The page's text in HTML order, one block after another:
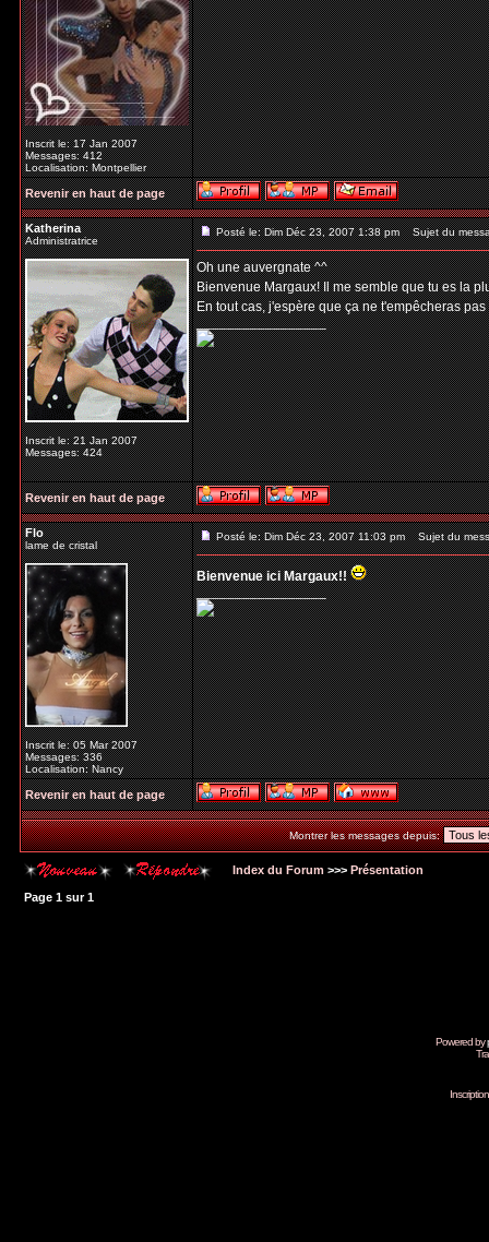
Inscrit le: 17 Jan 2007
Messages: 412
Localisation: Montpellier
Revenir en haut de page
Katherina
Administratrice
Inscrit le: 21 Jan 2007
Messages: 424
Posté le: Dim Déc 23, 2007 1:38 pm Sujet du
Oh une auvergnate ^^
Bienvenue Margaux! Il me semble que tu es la
En tout cas, j'espère que ça ne t'empêcheras
_________________
Revenir en haut de page
Flo
lame de cristal
Inscrit le: 05 Mar 2007
Messages: 336
Localisation: Nancy
Posté le: Dim Déc 23, 2007 11:03 pm Sujet du
Bienvenue ici Margaux!!
_________________
Revenir en haut de page
Montrer les messages depuis:
Index du Forum >>> Présentation
Page 1 sur1
Powered by